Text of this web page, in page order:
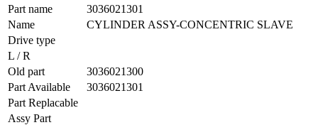
Part name
3036021301
Name
CYLINDER ASSY-CONCENTRIC SLAVE
Drive type
L / R
Old part
3036021300
Part Available
3036021301
Part Replacable
Assy Part